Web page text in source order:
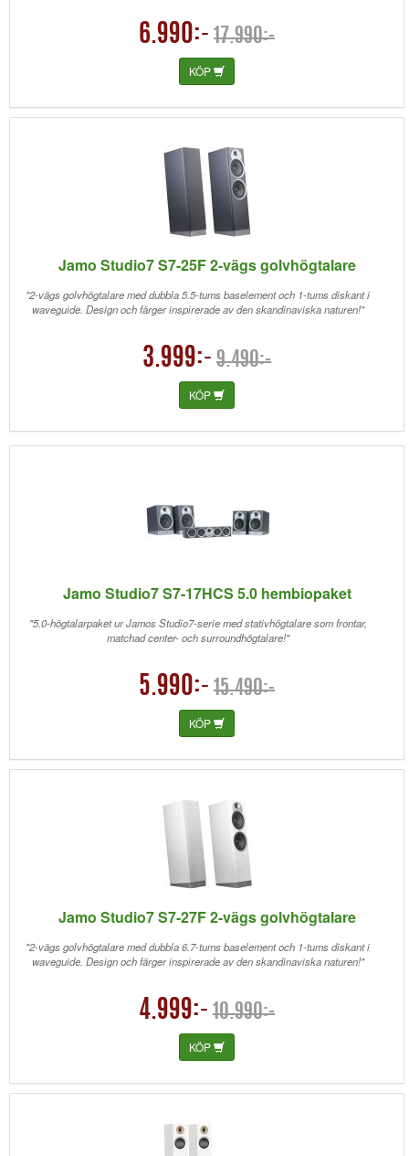
6.990:- 17.990:-
KÖP
Jamo Studio7 S7-25F 2-vägs golvhögtalare
"2-vägs golvhögtalare med dubbla 5.5-tums baselement och 1-tums diskant i
waveguide. Design och färger inspirerade av den skandinaviska naturen!"
3.999:- 9.490:-
KÖP
Jamo Studio7 S7-17HCS 5.0 hembiopaket
"5.0-högtalarpaket ur Jamos Studio7-serie med stativhögtalare som frontar,
matchad center- och surroundhögtalare!"
5.990:- 15.490:-
KÖP
Jamo Studio7 S7-27F 2-vägs golvhögtalare
"2-vägs golvhögtalare med dubbla 6.7-tums baselement och 1-tums diskant i
waveguide. Design och färger inspirerade av den skandinaviska naturen!"
4.999:- 10.990:-
KÖP